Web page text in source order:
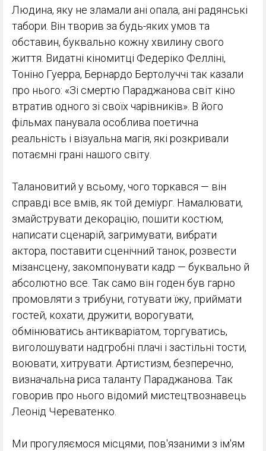
Людина, яку не зламали ані опала, ані радянські
табори. Він творив за будь-яких умов та
обставин, буквально кожну хвилину свого
життя. Видатні кіномитці Федеріко Фелліні,
Тоніно Гуерра, Бернардо Бертолуччі так казали
про нього: «Зі смертю Параджанова світ кіно
втратив одного зі своїх чарівників». В його
фільмах панувала особлива поетична
реальність і візуальна магія, які розкривали
потаємні грані нашого світу.
Талановитий у всьому, чого торкався — він
справді все вмів, як той деміург. Намалювати,
змайструвати декорацію, пошити костюм,
написати сценарій, загримувати, вибрати
актора, поставити сценічний танок, розвести
мізансцену, закомпонувати кадр — буквально й
абсолютно все. Так само він годен був гарно
промовляти з трибуни, готувати їжу, приймати
гостей, кохати, дружити, ворогувати,
обмінюватись антикваріатом, торгуватись,
виголошувати надгробні плачі і застільні тости,
воювати, хитрувати. Артистизм, безперечно,
визначальна риса таланту Параджанова. Так
говорив про нього відомий мистецтвознавець
Леонід Череватенко.
Ми прогуляємося місцями, пов'язаними з ім'ям